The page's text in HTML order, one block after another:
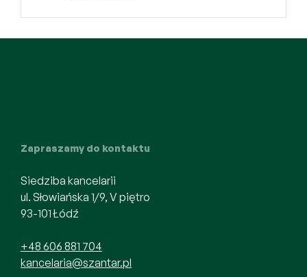
Zapraszamy do kontaktu
Siedziba kancelarii
ul. Słowiańska 1/9, V piętro
93-101 Łódź
+48 606 881 704
kancelaria@szantar.pl